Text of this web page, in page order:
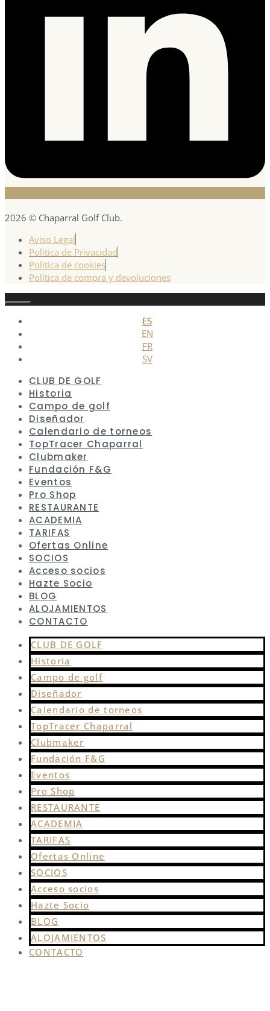
2026 © Chaparral Golf Club.
Aviso Legal
Política de Privacidad
Política de cookies
Política de compra y devoluciones
Cerrar
ES
EN
FR
SV
CLUB DE GOLF
Historia
Campo de golf
Diseñador
Calendario de torneos
TopTracer Chaparral
Clubmaker
Fundación F&G
Eventos
Pro Shop
RESTAURANTE
ACADEMIA
TARIFAS
Ofertas Online
SOCIOS
Acceso socios
Hazte Socio
BLOG
ALOJAMIENTOS
CONTACTO
CLUB DE GOLF
Historia
Campo de golf
Diseñador
Calendario de torneos
TopTracer Chaparral
Clubmaker
Fundación F&G
Eventos
Pro Shop
RESTAURANTE
ACADEMIA
TARIFAS
Ofertas Online
SOCIOS
Acceso socios
Hazte Socio
BLOG
ALOJAMIENTOS
CONTACTO